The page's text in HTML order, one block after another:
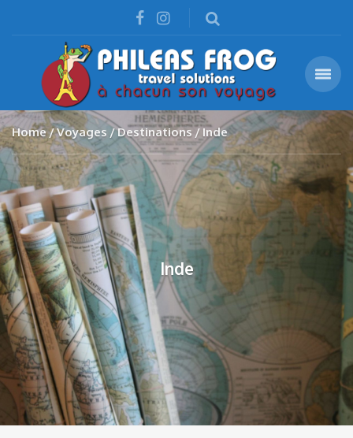
Home Voyages Destinations Inde
Inde